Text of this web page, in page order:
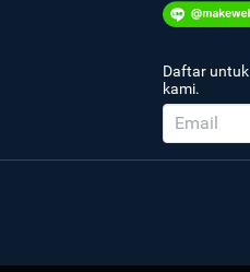
Daftar
kami.